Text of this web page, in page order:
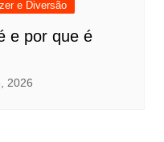
e Diversão
e por que é
2026